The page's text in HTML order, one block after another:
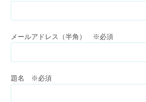
メールアドレス（半角） ※必須
題名 ※必須